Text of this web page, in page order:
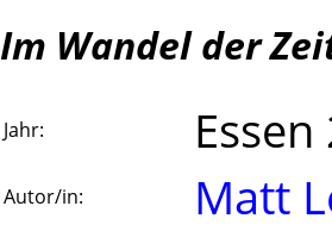
Im Wandel der
Jahr:
Autor/in: Matt